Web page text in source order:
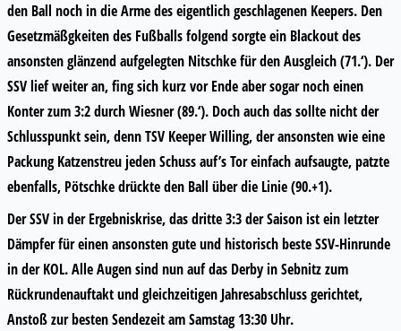
den Ball noch in die Arme des eigentlich geschlagenen Keepers. Den
Gesetzmäßgkeiten des Fußballs folgend sorgte ein Blackout des
ansonsten glänzend aufgelegten Nitschke für den Ausgleich (71.‘). Der
SSV lief weiter an, fing sich kurz vor Ende aber sogar noch einen
Konter zum 3:2 durch Wiesner (89.‘). Doch auch das sollte nicht der
Schlusspunkt sein, denn TSV Keeper Willing, der ansonsten wie eine
Packung Katzenstreu jeden Schuss auf’s Tor einfach aufsaugte, patzte
ebenfalls, Pötschke drückte den Ball über die Linie (90.+1).
Der SSV in der Ergebniskrise, das dritte 3:3 der Saison ist ein letzter
Dämpfer für einen ansonsten gute und historisch beste SSV-Hinrunde
in der KOL. Alle Augen sind nun auf das Derby in Sebnitz zum
Rückrundenauftakt und gleichzeitigen Jahresabschluss gerichtet,
Anstoß zur besten Sendezeit am Samstag 13:30 Uhr.